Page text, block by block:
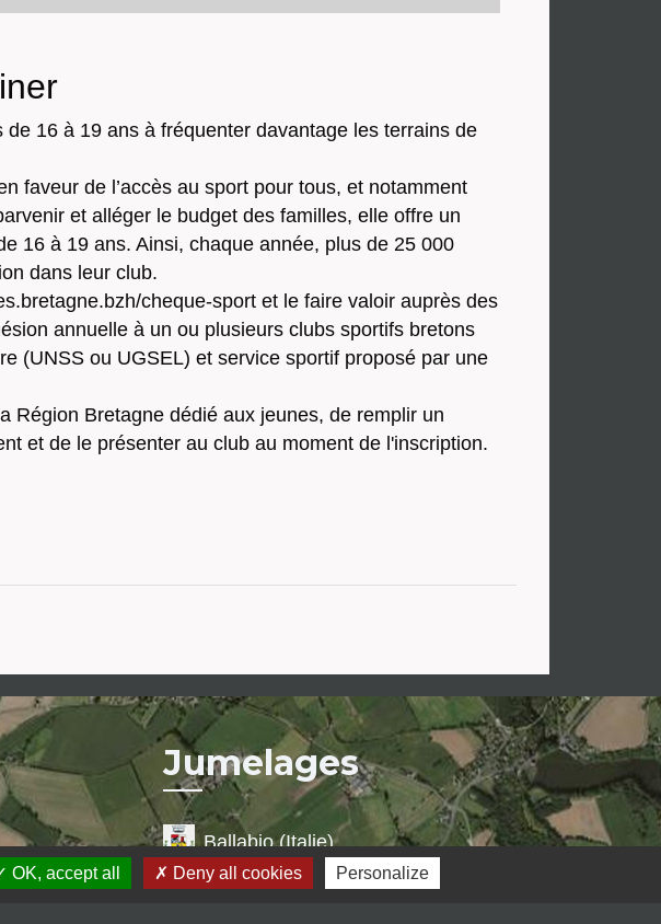
16 à 19 ans à fréquenter davantage les terrains de
faveur de l’accès au sport pour tous, et notamment
et alléger le budget des familles, elle offre un
16 à 19 ans. Ainsi, chaque année, plus de 25 000
dans leur club.
cheque-sport et le faire valoir auprès des
annuelle à un ou plusieurs clubs sportifs bretons
(UNSS ou UGSEL) et service sportif proposé par une
Région Bretagne dédié aux jeunes, de remplir un
et de le présenter au club au moment de l'inscription.
Jumelages
Ballabio (Italie)
OK, accept all Deny all cookies Personalize